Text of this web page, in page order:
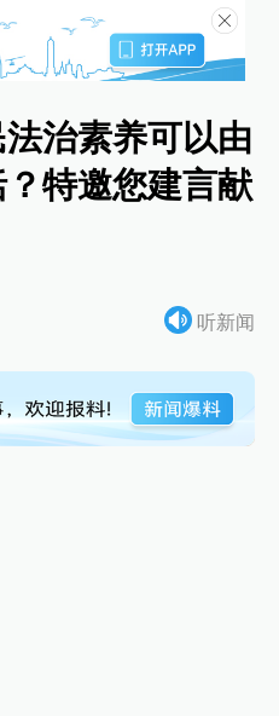
治素养可以由
特邀您建言献
听新闻